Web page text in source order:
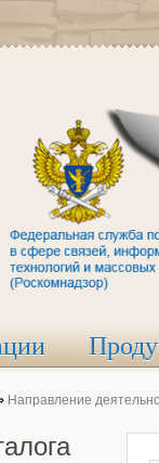
Направление